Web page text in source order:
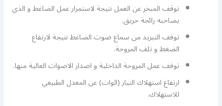
توقف المبخر عن العمل نتيجة لاستمرار عمل الضاغط و الذي
يصاحبه رائحة حريق.
توقف التبريد من سماع صوت الضاغط نتيجة لارتفاع
الضغط و تلف المروحة.
توقف عمل المروحة الداخلية و اصدار الاصوات العالية منها.
ارتفاع استهلاك التيار (الوات) عن المعدل الطبيعي
للاستهلاك.